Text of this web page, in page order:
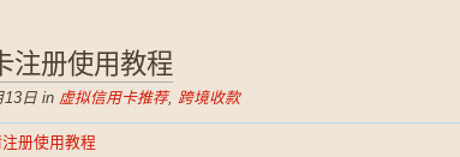
注册使用教程
13日 in 虚拟信用卡推荐, 跨境收款
册使用教程